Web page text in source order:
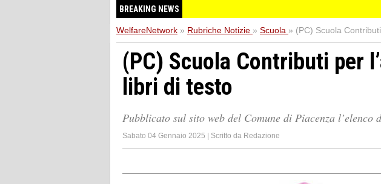
BREAKING NEWS
WelfareNetwork » Rubriche Notizie » Scuola » (PC) Scuola
(PC) Scuola Contributi per
libri di testo
Pubblicato sul sito web del Comune di Piacenza l’elenco
Sabato 04 Gennaio 2025 | Scritto da Redazione